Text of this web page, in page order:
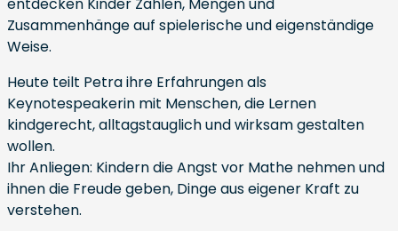
Zusammenhänge auf spielerische und eigenständige
Weise.
Heute teilt Petra ihre Erfahrungen als
Keynotespeakerin mit Menschen, die Lernen
kindgerecht, alltagstauglich und wirksam gestalten
wollen.
Ihr Anliegen: Kindern die Angst vor Mathe nehmen und
ihnen die Freude geben, Dinge aus eigener Kraft zu
verstehen.